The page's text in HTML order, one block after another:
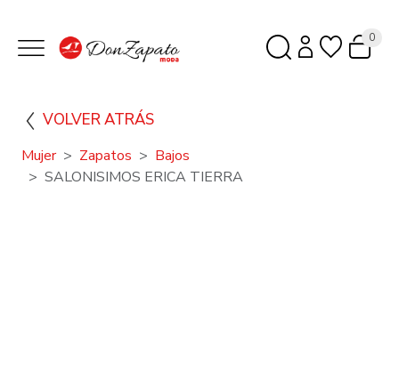
0
VOLVER ATRÁS
Mujer Zapatos
Bajos
SALONISIMOS ERICA TIERRA